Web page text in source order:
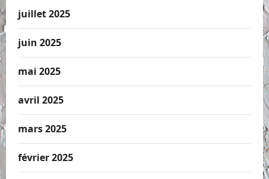
juillet 2025
juin 2025
mai 2025
avril 2025
mars 2025
février 2025